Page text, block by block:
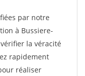
par notre
à Bussiere-
la véracité
rapidement
réaliser